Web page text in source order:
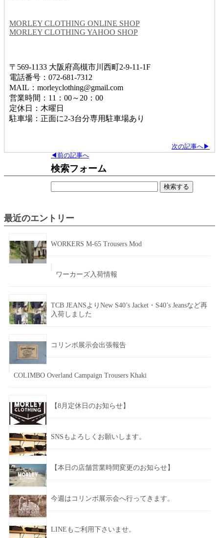
MORLEY CLOTHING ONLINE SHOP
MORLEY CLOTHING YAHOO SHOP
〒569-1133 大阪府高槻市川西町2-9-11-1F
電話番号：072-681-7312
MAIL：morleyclothing@gmail.com
営業時間：11：00～20：00
定休日：木曜日
駐車場：正面に2-3台分専用駐車場あり
次の記事へ▶
◀前の記事へ
検索フォーム
最近のエントリー
WORKERS M-65 Trousers Mod
ワーカーズ入荷情報
TCB JEANSよりNew S40’s Jacket・S40’s Jeansなど再
入荷しました
コリンボ展示会出張報告
COLIMBO Overland Campaign Trousers Khaki
【8月定休日のお知らせ】
SNSもよろしくお願いします。
【本日の店舗営業時間変更のお知らせ】
今週はコリンボ展示会へ行ってきます。
LINEもご利用下さいませ。